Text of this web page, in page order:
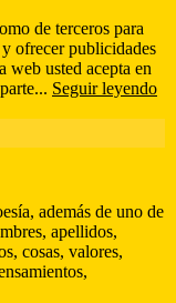
de terceros para
ofrecer publicidades
web usted acepta en
Seguir leyendo
además de uno de
apellidos,
cosas, valores,